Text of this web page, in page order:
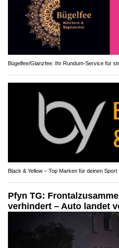
Bügelfee/Glanzfee: Ihr Rundum-Service für
Black & Yellow – Top Marken für deinen Sport
Pfyn TG:
verhindert – Auto landet